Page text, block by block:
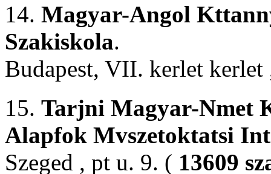
14. Magyar-Angol
Szakiskola.
Budapest, VII. kerlet
15. Tarjni Magyar-Nmet
Alapfok Mvszetoktatsi
Szeged , pt u. 9. ( 13609